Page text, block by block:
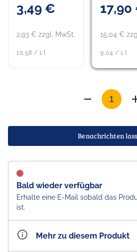
3,49 €
2,93 € zzgl. MwSt.
10,58 / 1 l
17,90
15,04 €
9,04 / 1 l
Benachrichten
Bald wieder verfügbar
Erhalte eine E-Mail sobald das
ist.
Mehr zu diesem Produkt